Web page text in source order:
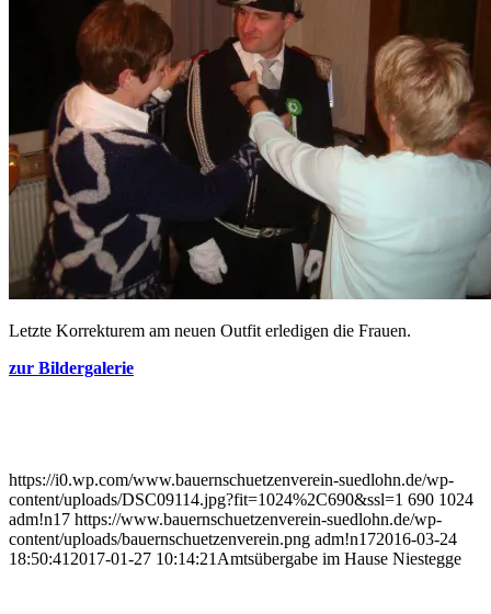
Letzte Korrekturem am neuen Outfit erledigen die Frauen.
zur Bildergalerie
https://i0.wp.com/www.bauernschuetzenverein-suedlohn.de/wp-
content/uploads/DSC09114.jpg?fit=1024%2C690&ssl=1 690 1024
adm!n17 https://www.bauernschuetzenverein-suedlohn.de/wp-
content/uploads/bauernschuetzenverein.png adm!n172016-03-24
18:50:41 2017-01-27 10:14:21 Amtsübergabe im Hause Niestegge